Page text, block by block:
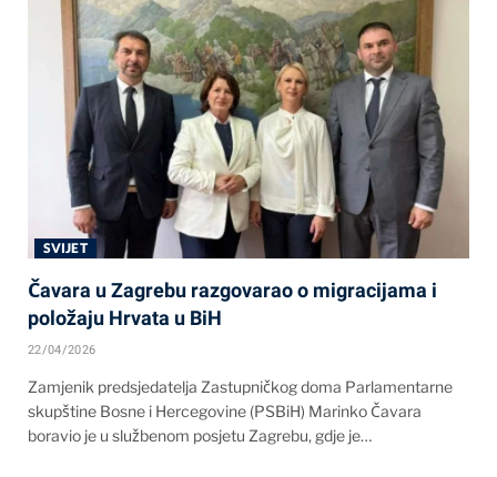
SVIJET
Čavara u Zagrebu razgovarao o migracijama i
položaju Hrvata u BiH
22/04/2026
Zamjenik predsjedatelja Zastupničkog doma Parlamentarne
skupštine Bosne i Hercegovine (PSBiH) Marinko Čavara
boravio je u službenom posjetu Zagrebu, gdje je…